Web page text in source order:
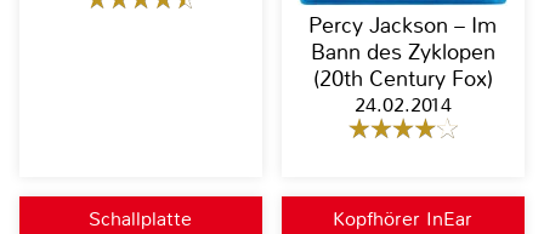
Percy Jackson – Im
Bann des Zyklopen
(20th Century Fox)
24.02.2014
Schallplatte
Kopfhörer InEar